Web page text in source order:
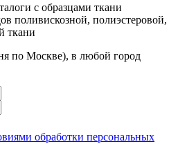
с образцами ткани
поливискозной, полиэстеровой,
ткани
по Москве), в любой город
обработки персональных